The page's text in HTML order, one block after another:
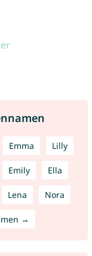
Emma Lilly
Emily Ella
Lena Nora
→